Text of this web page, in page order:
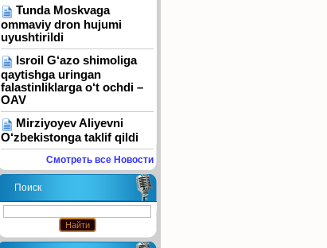
Tunda Moskvaga
ommaviy dron hujumi
uyushtirildi
Isroil G‘azo shimoliga
qaytishga uringan
falastinliklarga o‘t ochdi –
OAV
Mirziyoyev Aliyevni
O‘zbekistonga taklif qildi
Смотреть все Новости
Поиск